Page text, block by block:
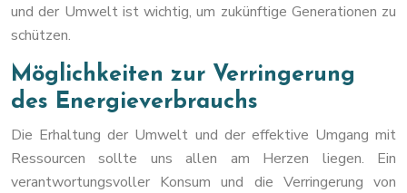
und der Umwelt ist wichtig, um zukünftige Generationen zu
schützen.
Möglichkeiten zur Verringerung
des Energieverbrauchs
Die Erhaltung der Umwelt und der effektive Umgang mit
Ressourcen sollte uns allen am Herzen liegen. Ein
verantwortungsvoller Konsum und die Verringerung von